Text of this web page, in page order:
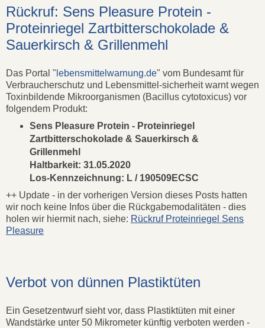
Rückruf: Sens Pleasure Protein -
Proteinriegel Zartbitterschokolade &
Sauerkirsch & Grillenmehl
Das Portal " lebensmittelwarnung.de" vom Bundesamt für
Verbraucherschutz und Lebensmittel-sicherheit warnt wegen
Toxinbildende Mikroorganismen (Bacillus cytotoxicus) vor
folgendem Produkt:
Sens Pleasure Protein - Proteinriegel
Zartbitterschokolade & Sauerkirsch &
Grillenmehl
Haltbarkeit: 31.05.2020
Los-Kennzeichnung: L / 190509ECSC
++ Update - in der vorherigen Version dieses Posts hatten
wir noch keine Infos über die Rückgabemodalitäten - dies
holen wir hiermit nach, siehe: Rückruf Proteinriegel Sens
Pleasure
Verbot von dünnen Plastiktüten
Ein Gesetzentwurf sieht vor, dass Plastiktüten mit einer
Wandstärke unter 50 Mikrometer künftig verboten werden -